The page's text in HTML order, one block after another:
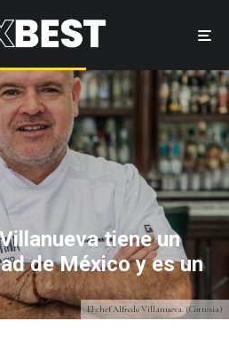
El chef Alfredo Villanueva. (Cortesía)
tiene un
de México y es un